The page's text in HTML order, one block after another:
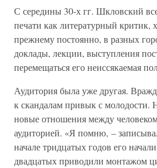
С середины 30-х гг. Шкловский
печати как литературный критик,
прежнему постоянно, в разных
доклады, лекции, выступления
перемещаться его неиссякаемая
Аудитория была уже другая.
к скандалам привык с молодости.
новые отношения между
аудиторией. «Я помню, –
начале тридцатых годов его
двадцатых приводили монтажом